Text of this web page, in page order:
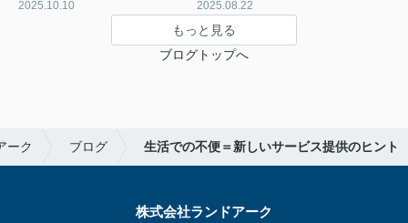
2025.10.10 2025.08.22
もっと見る
ブログトップへ
ーク ブログ 生活での不便＝新しいサービス提供のヒント
株式会社ランドアーク